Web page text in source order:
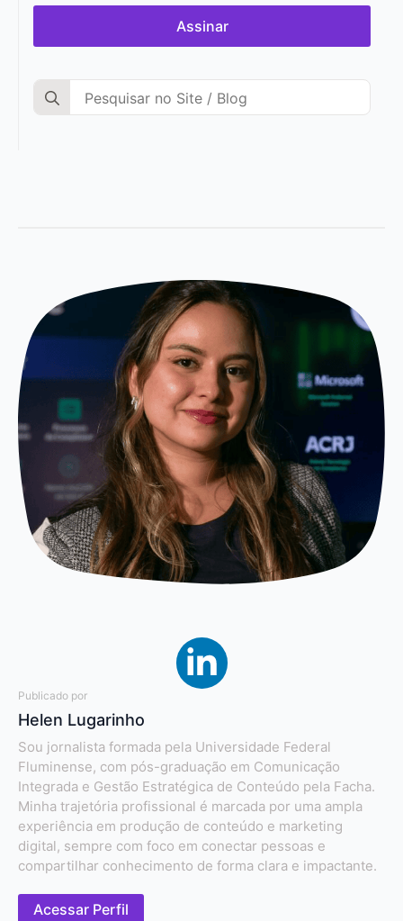
Assinar
Search
for:
Publicado por
Helen Lugarinho
Sou jornalista formada pela Universidade Federal
Fluminense, com pós-graduação em Comunicação
Integrada e Gestão Estratégica de Conteúdo pela Facha.
Minha trajetória profissional é marcada por uma ampla
experiência em produção de conteúdo e marketing
digital, sempre com foco em conectar pessoas e
compartilhar conhecimento de forma clara e impactante.
Acessar Perfil